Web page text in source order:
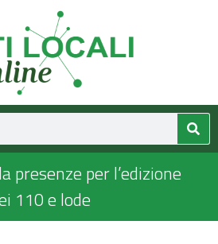
presenze per l’edizione
110 e lode